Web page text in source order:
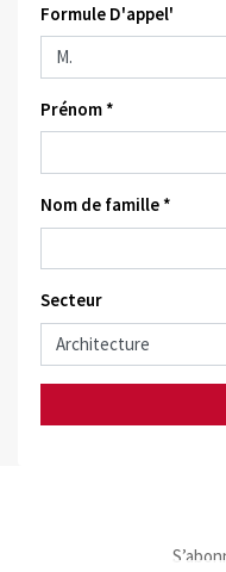
Formule D'appel'
Prénom *
Nom de famille *
Secteur